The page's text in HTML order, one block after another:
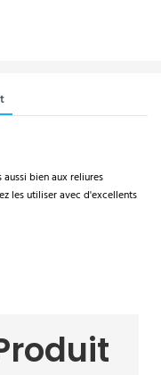
bien aux reliures
les utiliser avec d'excellents